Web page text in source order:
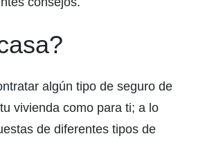
algún tipo de seguro de
vivienda como para ti; a lo
de diferentes tipos de